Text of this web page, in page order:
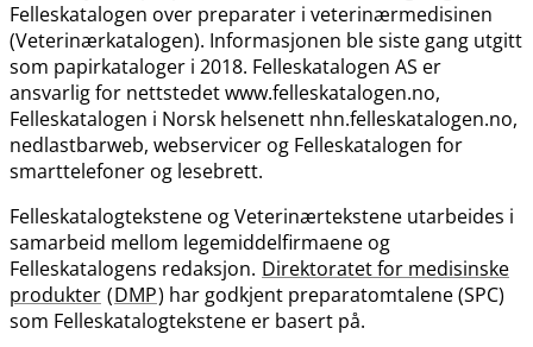
Felleskatalogen over preparater i veterinærmedisinen
(Veterinærkatalogen). Informasjonen ble siste gang utgitt
som papirkataloger i 2018. Felleskatalogen AS er
ansvarlig for nettstedet www.felleskatalogen.no,
Felleskatalogen i Norsk helsenett nhn.felleskatalogen.no,
nedlastbarweb, webservicer og Felleskatalogen for
smarttelefoner og lesebrett.
Felleskatalogtekstene og Veterinærtekstene utarbeides i
samarbeid mellom legemiddelfirmaene og
Felleskatalogens redaksjon. Direktoratet for medisinske
produkter (DMP) har godkjent preparatomtalene (SPC)
som Felleskatalogtekstene er basert på.